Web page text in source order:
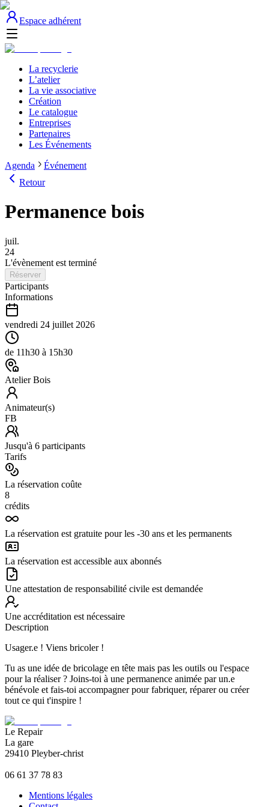
Espace adhérent
La recyclerie
L’atelier
La vie associative
Création
Le catalogue
Entreprises
Partenaires
Les Événements
Agenda
Événement
Retour
Permanence bois
juil.
24
L'évènement est terminé
Réserver
Participants
Informations
vendredi 24 juillet 2026
de 11h30 à 15h30
Atelier Bois
Animateur(s)
FB
Jusqu'à 6 participants
Tarifs
La réservation coûte
8
crédits
La réservation est gratuite pour les -30 ans et les permanents
La réservation est accessible aux abonnés
Une attestation de responsabilité civile est demandée
Une accréditation est nécessaire
Description
Usager.e ! Viens bricoler !
Tu as une idée de bricolage en tête mais pas les outils ou l'espace
pour la réaliser ? Joins-toi à une permanence animée par un.e
bénévole et fais-toi accompagner pour fabriquer, réparer ou créer
tout ce qui t'inspire !
Le Repair
La gare
29410 Pleyber-christ
06 61 37 78 83
Mentions légales